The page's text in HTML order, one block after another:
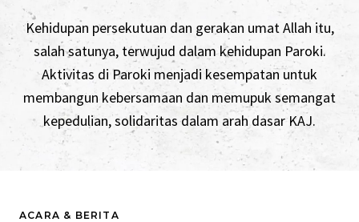
Kehidupan persekutuan dan gerakan umat Allah itu,
salah satunya, terwujud dalam kehidupan Paroki.
Aktivitas di Paroki menjadi kesempatan untuk
membangun kebersamaan dan memupuk semangat
kepedulian, solidaritas dalam arah dasar KAJ.
ACARA & BERITA